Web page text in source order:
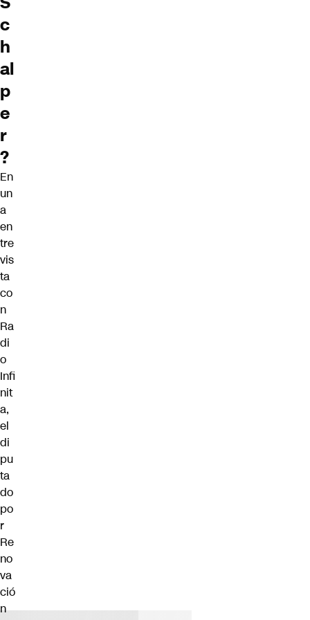
c
h
al
p
e
r
?
En
un
a
en
tre
vis
ta
co
n
Ra
di
o
Infi
nit
a,
el
di
pu
ta
do
po
r
Re
no
va
ció
n